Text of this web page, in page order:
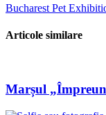
Navigare
în
Bucharest Pet
Articole similare
Marșul